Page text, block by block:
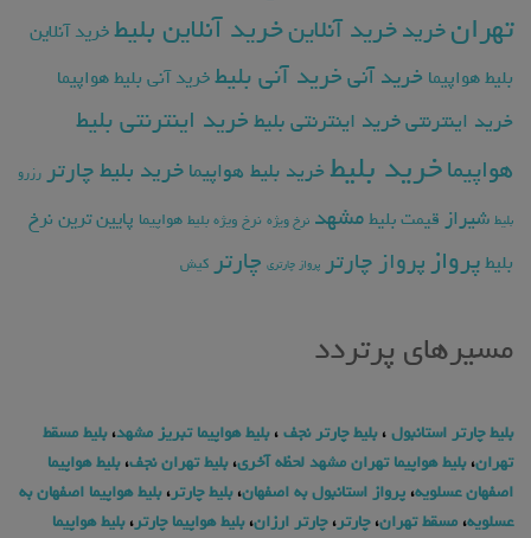
تهران خرید خرید آنلاین خرید آنلاین بلیط خرید آنلاین
بلیط هواپیما خرید آنی خرید آنی بلیط خرید آنی بلیط هواپیما
خرید اینترنتی خرید اینترنتی بلیط خرید اینترنتی بلیط
هواپیما خرید بلیط خرید بلیط هواپیما خرید بلیط چارتر رزرو
بلیط شیراز قیمت بلیط مشهد نرخ ویژه نرخ ویژه بلیط هواپیما پایین ترین نرخ
بلیط پرواز پرواز چارتر پرواز چارتری چارتر کیش
مسیرهای پرتردد
بلیط چارتر استانبول ،بلیط چارتر نجف ،بلیط هواپیما تبریز مشهد،بلیط مسقط
تهران،بلیط هواپیما تهران مشهد لحظه آخری،بلیط تهران نجف،بلیط هواپیما
اصفهان عسلویه، پرواز استانبول به اصفهان،بلیط چارتر ،بلیط هواپیما اصفهان به
عسلویه، مسقط تهران،چارتر ،چارتر ارزان،بلیط هواپیما چارتر ،بلیط هواپیما